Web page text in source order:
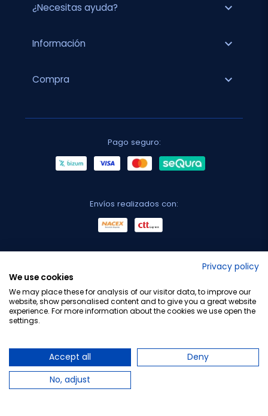
¿Necesitas ayuda? expand_more
Información expand_more
Compra expand_more
Pago seguro:
Envíos realizados con:
Privacy policy
We use cookies
We may place these for analysis of our visitor data, to improve our
website, show personalised content and to give you a great website
experience. For more information about the cookies we use open the
settings.
Accept all
Deny
No, adjust